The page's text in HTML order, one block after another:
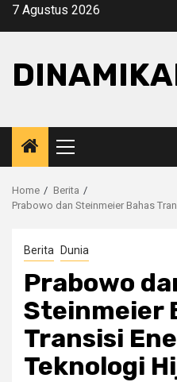
Skip7 Agustus 2026
Primary
Menu
Home
Berita
Prabowo dan Steinmeier Bahas
Berita Dunia
Prabowo
Steinmeier
Transisi
Teknologi